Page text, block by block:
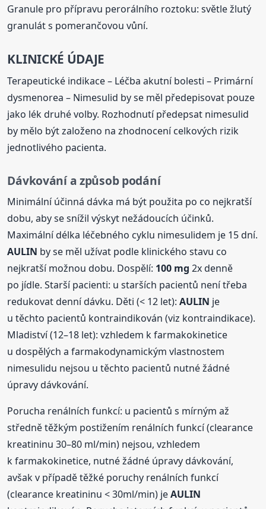
Granule pro přípravu perorálního roztoku: světle žlutý
granulát s pomerančovou vůní.
KLINICKÉ ÚDAJE
Terapeutické indikace – Léčba akutní bolesti – Primární
dysmenorea – Nimesulid by se měl předepisovat pouze
jako lék druhé volby. Rozhodnutí předepsat nimesulid
by mělo být založeno na zhodnocení celkových rizik
jednotlivého pacienta.
Dávkování a způsob podání
Minimální účinná dávka má být použita po co nejkratší
dobu, aby se snížil výskyt nežádoucích účinků.
Maximální délka léčebného cyklu nimesulidem je 15 dní.
AULIN by se měl užívat podle klinického stavu co
nejkratší možnou dobu. Dospělí: 100 mg 2x denně
po jídle. Starší pacienti: u starších pacientů není třeba
redukovat denní dávku. Děti (< 12 let):AULIN je
u těchto pacientů kontraindikován (viz kontraindikace).
Mladiství (12–18 let): vzhledem k farmakokinetice
u dospělých a farmakodynamickým vlastnostem
nimesulidu nejsou u těchto pacientů nutné žádné
úpravy dávkování.
Porucha renálních funkcí: u pacientů s mírným až
středně těžkým postižením renálních funkcí (clearance
kreatininu 30–80 ml/min) nejsou, vzhledem
k farmakokinetice, nutné žádné úpravy dávkování,
avšak v případě těžké poruchy renálních funkcí
(clearance kreatininu < 30ml/min) jeAULIN